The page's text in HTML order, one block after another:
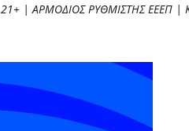
21+ | ΑΡΜΟΔΙΟΣ ΡΥΘΜΙΣΤΗΣ ΕΕΕΠ |